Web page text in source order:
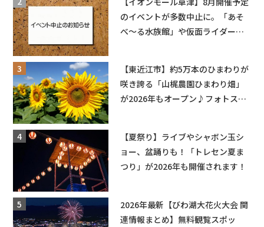
のイベントが多数中止に。「あそ
べ〜る水族館」や仮面ライダーシ
【東近江市】約5万本のひまわりが
咲き誇る「山梶農園ひまわり畑」
が2026年もオープン♪フォトスポ
【夏祭り】ライブやシャボン玉シ
ョー、盆踊りも！「トレセン夏ま
つり」が2026年も開催されます！
2026年最新【びわ湖大花火大会 関
連情報まとめ】無料観覧スポッ